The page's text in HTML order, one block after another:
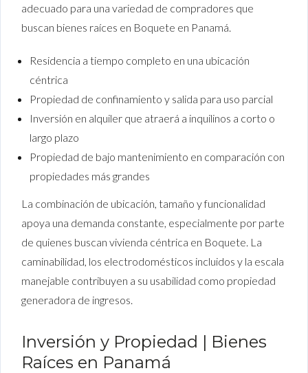
adecuado para una variedad de compradores que
buscan bienes raíces en Boquete en Panamá.
Residencia a tiempo completo en una ubicación
céntrica
Propiedad de confinamiento y salida para uso parcial
Inversión en alquiler que atraerá a inquilinos a corto o
largo plazo
Propiedad de bajo mantenimiento en comparación con
propiedades más grandes
La combinación de ubicación, tamaño y funcionalidad
apoya una demanda constante, especialmente por parte
de quienes buscan vivienda céntrica en Boquete. La
caminabilidad, los electrodomésticos incluidos y la escala
manejable contribuyen a su usabilidad como propiedad
generadora de ingresos.
Inversión y Propiedad | Bienes
Raíces en Panamá